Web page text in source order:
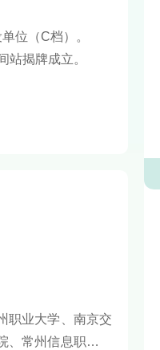
位（C档）。
揭牌成立。
职业大学、南京交
常州信息职业技